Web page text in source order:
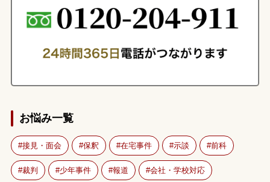
お悩み一覧
接見・面会 保釈 在宅事件 示談 前科
裁判 少年事件 報道 会社・学校対応